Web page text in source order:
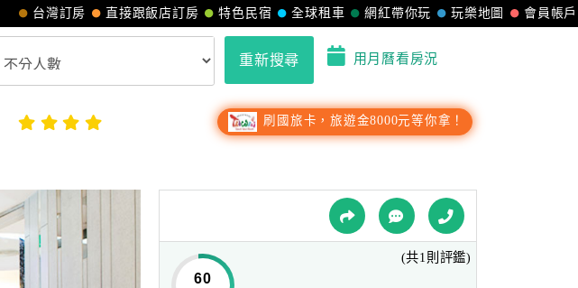
會員帳戶
玩樂地圖
網紅帶你玩
全球租車
特色民宿
直接跟飯店訂房
台灣訂房
重新搜尋 用月曆看房況
刷國旅卡，旅遊金8000元等你拿！
60
(共1則評鑑)